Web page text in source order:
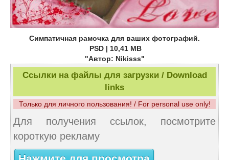
Симпатичная рамочка для ваших фотографий.
PSD | 10,41 МВ
"Автор: Nikisss"
Ссылки на файлы для загрузки / Download
links
Только для личного пользования! / For personal use only!
Для получения ссылок, посмотрите
короткую рекламу